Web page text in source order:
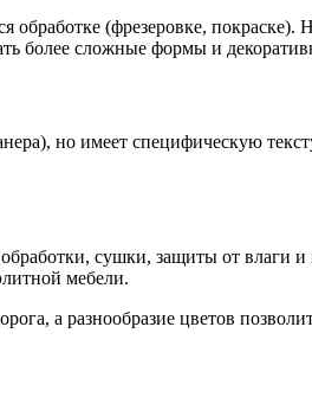
(фрезеровке, покраске).
более сложные формы и
но имеет специфическую
сушки, защиты от влаги и
мебели.
а разнообразие цветов